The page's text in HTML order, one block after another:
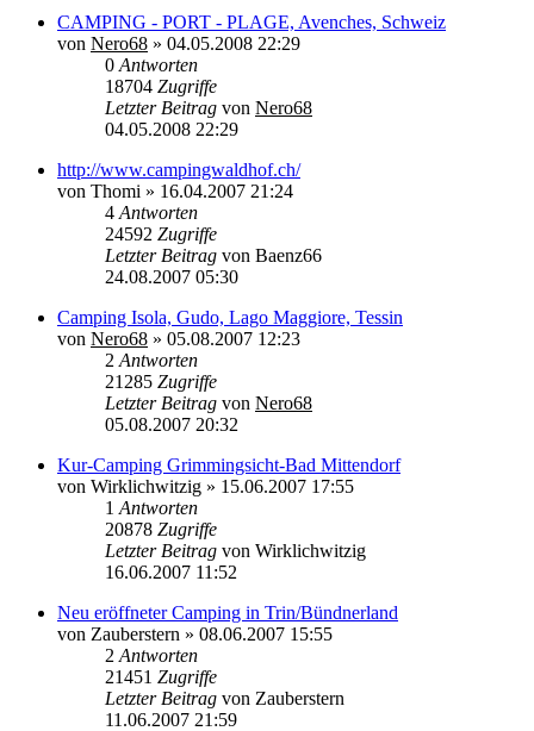
CAMPING - PORT - PLAGE, Avenches, Schweiz
von Nero68 » 04.05.2008 22:29
0 Antworten
18704 Zugriffe
Letzter Beitrag von Nero68
04.05.2008 22:29
http://www.campingwaldhof.ch/
von Thomi » 16.04.2007 21:24
4 Antworten
24592 Zugriffe
Letzter Beitrag von Baenz66
24.08.2007 05:30
Camping Isola, Gudo, Lago Maggiore, Tessin
von Nero68 » 05.08.2007 12:23
2 Antworten
21285 Zugriffe
Letzter Beitrag von Nero68
05.08.2007 20:32
Kur-Camping Grimmingsicht-Bad Mittendorf
von Wirklichwitzig » 15.06.2007 17:55
1 Antworten
20878 Zugriffe
Letzter Beitrag von Wirklichwitzig
16.06.2007 11:52
Neu eröffneter Camping in Trin/Bündnerland
von Zauberstern » 08.06.2007 15:55
2 Antworten
21451 Zugriffe
Letzter Beitrag von Zauberstern
11.06.2007 21:59